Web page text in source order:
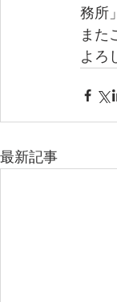
務所
また
よろ
最新記事